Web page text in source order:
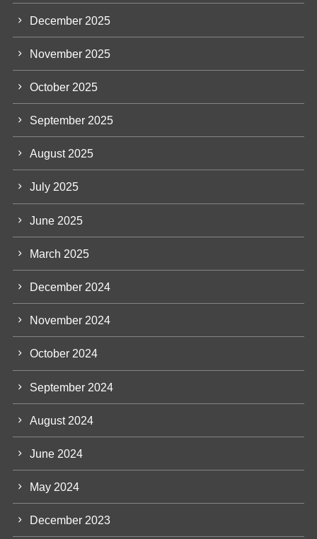
December 2025
November 2025
October 2025
September 2025
August 2025
July 2025
June 2025
March 2025
December 2024
November 2024
October 2024
September 2024
August 2024
June 2024
May 2024
December 2023